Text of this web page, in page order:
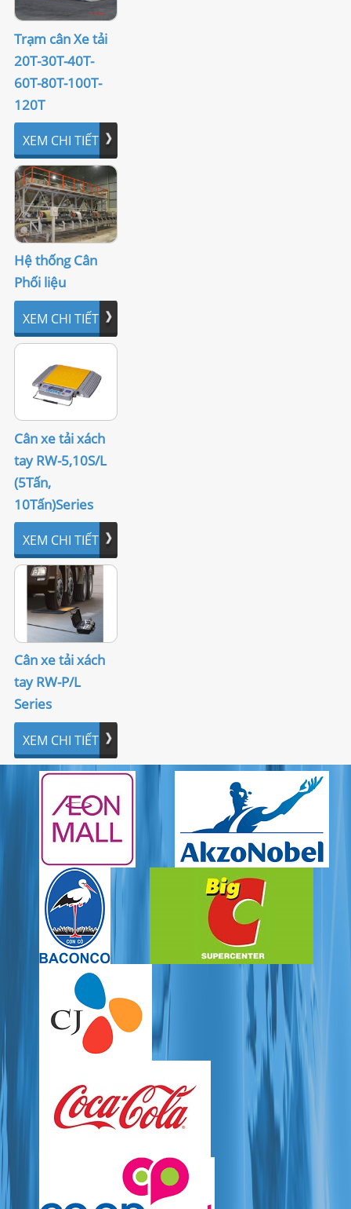
Trạm cân Xe tải
20T-30T-40T-
60T-80T-100T-
120T
XEM CHI TIẾT
Hệ thống Cân
Phối liệu
XEM CHI TIẾT
Cân xe tải xách
tay RW-5,10S/L
(5Tấn,
10Tấn)Series
XEM CHI TIẾT
Cân xe tải xách
tay RW-P/L
Series
XEM CHI TIẾT